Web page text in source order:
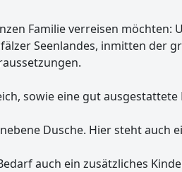
Familie verreisen möchten:
Seenlandes, inmitten der
sowie eine gut
Dusche. Hier steht auch
auch ein zusätzliches